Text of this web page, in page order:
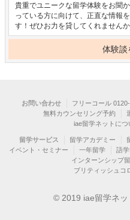
貴重でユニークな留学体験をお聞
っている方に向けて、正直な情報
す！ぜひお力を貸してくれませんか
体験談
お問い合わせ フリーコール
無料カウンセリング予約
iae留学ネットにつ
留学サービス 留学アカデミー
イベント・セミナー
一年留学 語
インターンシップ
ブリティッシュコ
© 2019 iae留学ネッ